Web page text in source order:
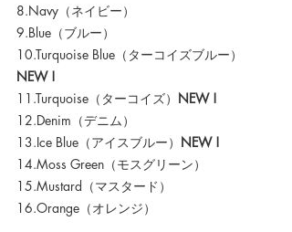
8.Navy （ネイビー）
9.Blue （ブルー）
10.Turquoise Blue（ターコイズブルー）
NEW !
11.Turquoise（ターコイズ） NEW !
12.Denim（デニム）
13.Ice Blue（アイスブルー） NEW !
14.Moss Green（モスグリーン）
15.Mustard（マスタード）
16.Orange（オレンジ）